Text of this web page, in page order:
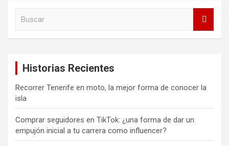
Historias Recientes
Recorrer Tenerife en moto, la mejor forma de conocer la
isla
Comprar seguidores en TikTok: ¿una forma de dar un
empujón inicial a tu carrera como influencer?